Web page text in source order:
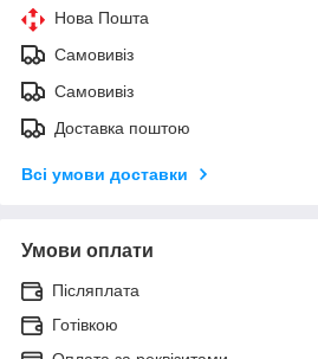
Нова Пошта
Самовивіз
Самовивіз
Доставка поштою
Всі умови доставки
Умови оплати
Післяплата
Готівкою